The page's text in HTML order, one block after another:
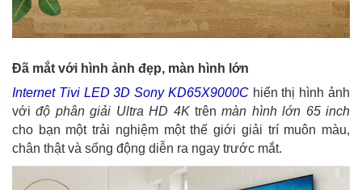
Đã mắt với hình ảnh đẹp, màn hình lớn
Internet Tivi LED 3D Sony KD65X9000Chiển thị hình ảnh
vớiđộ phân giải Ultra HD 4K trênmàn hình lớn 65 inch
cho bạn một trải nghiệm một thế giới giải trí muôn màu,
chân thật và sống động diễn ra ngay trước mắt.